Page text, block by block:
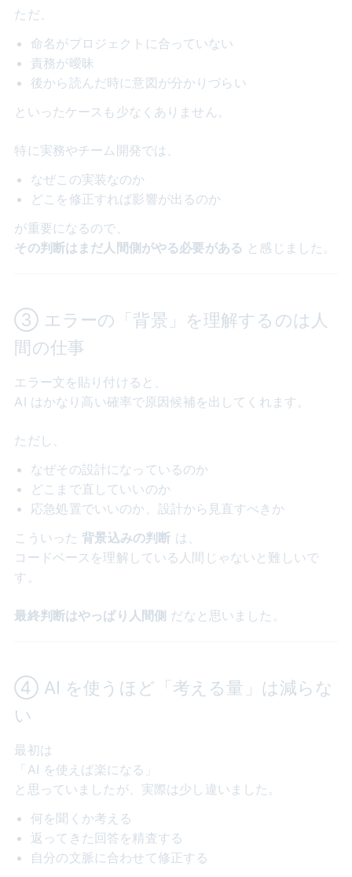
ただ、
命名がプロジェクトに合っていない
責務が曖昧
後から読んだ時に意図が分かりづらい
といったケースも少なくありません。
特に実務やチーム開発では、
なぜこの実装なのか
どこを修正すれば影響が出るのか
が重要になるので、
その判断はまだ人間側がやる必要がある と感じました。
③ エラーの「背景」を理解するのは人
間の仕事
エラー文を貼り付けると、
AI はかなり高い確率で原因候補を出してくれます。
ただし、
なぜその設計になっているのか
どこまで直していいのか
応急処置でいいのか、設計から見直すべきか
こういった背景込みの判断 は、
コードベースを理解している人間じゃないと難しいで
す。
最終判断はやっぱり人間側 だなと思いました。
④ AI を使うほど「考える量」は減らな
い
最初は
「AI を使えば楽になる」
と思っていましたが、実際は少し違いました。
何を聞くか考える
返ってきた回答を精査する
自分の文脈に合わせて修正する